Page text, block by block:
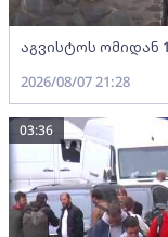
აგვისტოს ომიდან
2026/08/07 21:28
03:36